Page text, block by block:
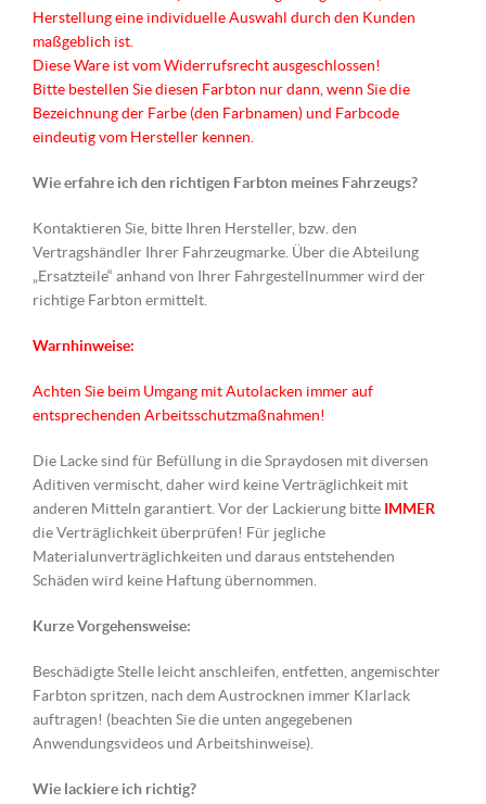
Herstellung eine individuelle Auswahl durch den Kunden
maßgeblich ist.
Diese Ware ist vom Widerrufsrecht ausgeschlossen!
Bitte bestellen Sie diesen Farbton nur dann, wenn Sie die
Bezeichnung der Farbe (den Farbnamen) und Farbcode
eindeutig vom Hersteller kennen.
Wie erfahre ich den richtigen Farbton meines Fahrzeugs?
Kontaktieren Sie, bitte Ihren Hersteller, bzw. den
Vertragshändler Ihrer Fahrzeugmarke. Über die Abteilung
„Ersatzteile“ anhand von Ihrer Fahrgestellnummer wird der
richtige Farbton ermittelt.
Warnhinweise:
Achten Sie beim Umgang mit Autolacken immer auf
entsprechenden Arbeitsschutzmaßnahmen!
Die Lacke sind für Befüllung in die Spraydosen mit diversen
Aditiven vermischt, daher wird keine Verträglichkeit mit
anderen Mitteln garantiert. Vor der Lackierung bitte IMMER
die Verträglichkeit überprüfen! Für jegliche
Materialunverträglichkeiten und daraus entstehenden
Schäden wird keine Haftung übernommen.
Kurze Vorgehensweise:
Beschädigte Stelle leicht anschleifen, entfetten, angemischter
Farbton spritzen, nach dem Austrocknen immer Klarlack
auftragen! (beachten Sie die unten angegebenen
Anwendungsvideos und Arbeitshinweise).
Wie lackiere ich richtig?